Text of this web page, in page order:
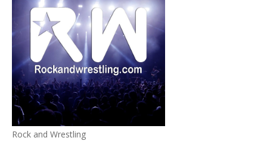
Rock and Wrestling